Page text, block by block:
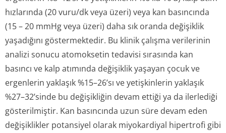
hızlarında (20 vuru/dk veya üzeri) veya kan basıncında
(15 – 20 mmHg veya üzeri) daha sık oranda değişiklik
yaşadığını göstermektedir. Bu klinik çalışma verilerinin
analizi sonucu atomoksetin tedavisi sırasında kan
basıncı ve kalp atımında değişiklik yaşayan çocuk ve
ergenlerin yaklaşık %15–26’sı ve yetişkinlerin yaklaşık
%27–32’sinde bu değişikliğin devam ettiği ya da ilerlediği
gösterilmiştir. Kan basıncında uzun süre devam eden
değişiklikler potansiyel olarak miyokardiyal hipertrofi gibi